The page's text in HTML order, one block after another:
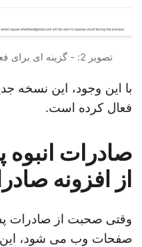
تصویر 2: - گزینه ای برای فعال کردن استفاده رایگان از افزونه.
با این وجود، این نسخه
فعال کرده است.
صادرات انبوه
از افزونه
وقتی صحبت از صادرات
صفحات وب می شود، این